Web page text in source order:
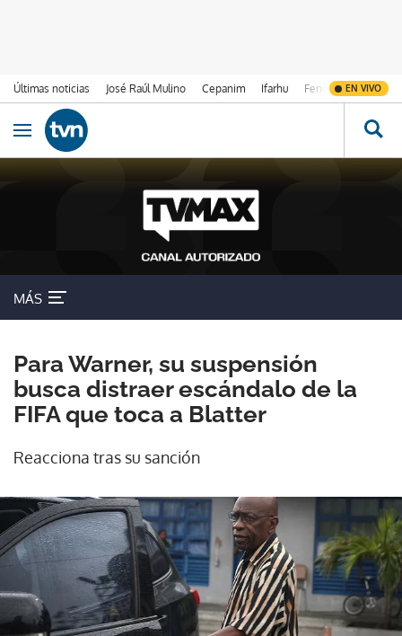
Últimas noticias José Raúl Mulino Cepanim Ifarhu Fenómeno de El
EN VIVO
Ir al contenido
Obrir navegació
MÁS
Para Warner, su suspensión
busca distraer escándalo de la
FIFA que toca a Blatter
Reacciona tras su sanción